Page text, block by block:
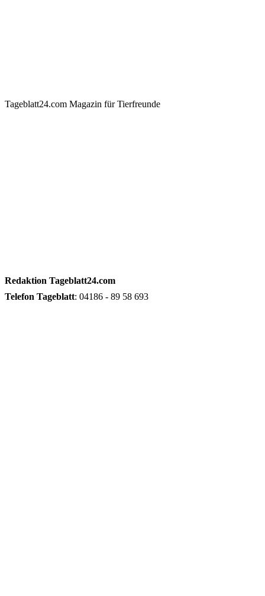
Tageblatt24.com Magazin für Tierfreunde
Redaktion Tageblatt24.com
Telefon Tageblatt: 04186 - 89 58 693